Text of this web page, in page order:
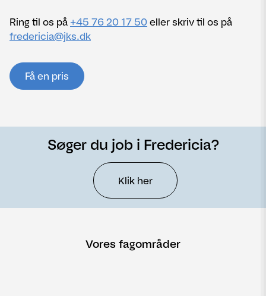
Ring til os på +45 76 20 17 50 eller skriv til os på
fredericia@jks.dk
Få en pris
Søger du job i Fredericia?
Klik her
Vores fagområder